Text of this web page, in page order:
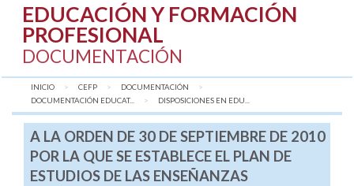
EDUCACIÓN Y FORMACIÓN
PROFESIONAL
DOCUMENTACIÓN
INICIO CEFP
DOCUMENTACIÓN
DOCUMENTACIÓN EDUCAT...
AQUÍ:
DISPOSICIONES EN EDU...
A LA ORDEN DE 30 DE SEPTIEMBRE DE 2010
POR LA QUE SE ESTABLECE EL PLAN DE
ESTUDIOS DE LAS ENSEÑANZAS